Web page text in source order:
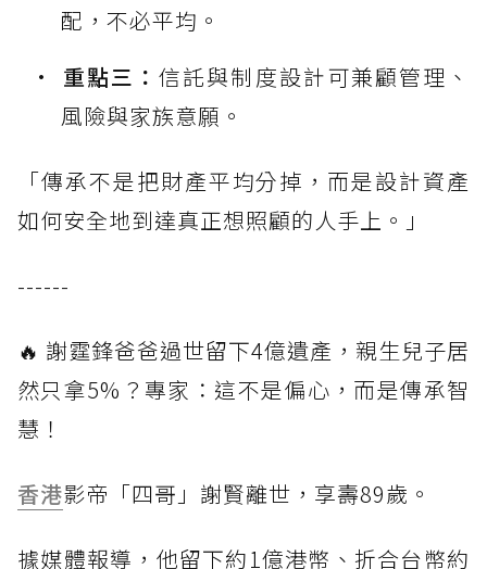
配，不必平均。
重點三：信託與制度設計可兼顧管理、
風險與家族意願。
「傳承不是把財產平均分掉，而是設計資產
如何安全地到達真正想照顧的人手上。」
------
🔥 謝霆鋒爸爸過世留下4億遺產，親生兒子居
然只拿5%？專家：這不是偏心，而是傳承智
慧！
香港影帝「四哥」謝賢離世，享壽89歲。
據媒體報導，他留下約1億港幣、折合台幣約